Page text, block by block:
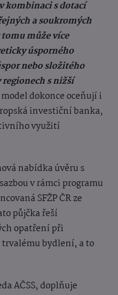
kombinaci s dotací
a soukromých
může více
úsporného
nebo složitého
s nižší
dokonce oceňují i
investiční banka,
využití
nabídka úvěru s
v rámci programu
SFŽP ČR ze
půjčka řeší
opatření při
bydlení, a to
AČSS, doplňuje